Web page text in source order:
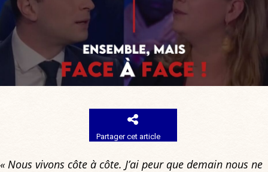
Partager cet article
« Nous vivons côte à côte. J’ai peur que demain nous ne